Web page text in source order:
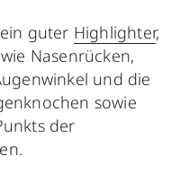
guter Highlighter,
Nasenrücken,
und die
sowie
der